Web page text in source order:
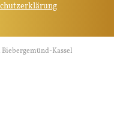
Biebergemünd-Kassel